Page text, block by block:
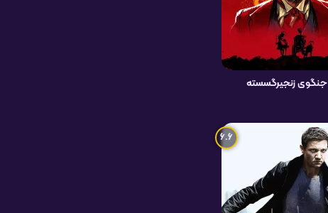
جنگوی زنجیرگسسته
6.6